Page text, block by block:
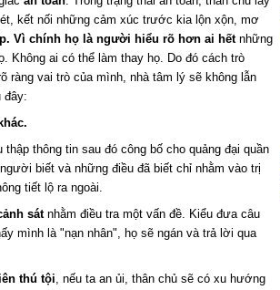
kết nối những cảm xúc trước kia lộn xộn, mơ
Vì chính họ là người hiểu rõ hơn ai hếtnhững
Không ai có thể làm thay họ. Do đó cách trò
vai trò của mình, nhà tâm lý sẽ không lẫn
đây:
thông tin sau đó công bố cho quảng đại quần
biết và những điều đã biết chỉ nhằm vào trị
tiết lộ ra ngoài.
sátnhằm điều tra một vấn đề. Kiểu đưa câu
mình là "nạn nhân", họ sẽ ngán và trả lời qua
thú tội, nếu ta an ủi, thân chủ sẽ có xu hướng